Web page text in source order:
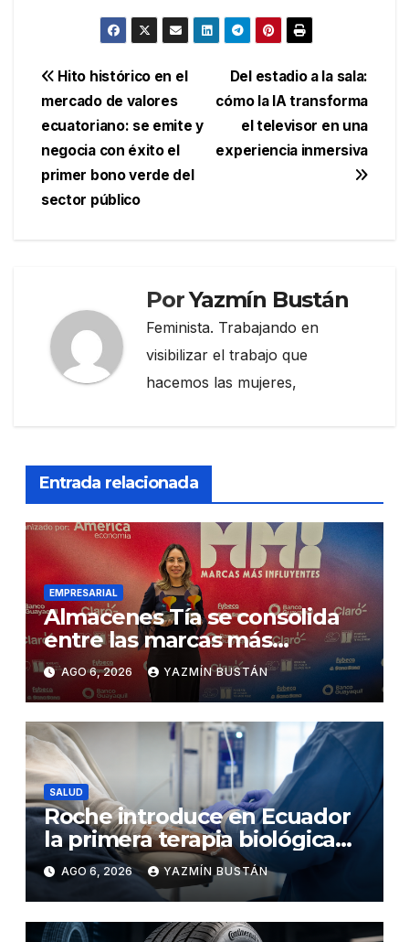
Navegación
de
entradas
Del estadio a la sala:
cómo la IA transforma
el televisor en una
experiencia inmersiva
Hito histórico en el
mercado de valores
ecuatoriano: se emite y
negocia con éxito el
primer bono verde del
sector público
PorYazmín Bustán
Feminista. Trabajando en
visibilizar el trabajo que
hacemos las mujeres,
Entrada relacionada
EMPRESARIAL
Almacenes Tía se consolida
entre las marcas más
influyentes del Ecuador
AGO 6, 2026 YAZMÍN BUSTÁN
SALUD
Roche introduce en Ecuador
la primera terapia biológica
de precisión capaz de
detener el daño renal por
nefritis lúpica
AGO 6, 2026 YAZMÍN BUSTÁN